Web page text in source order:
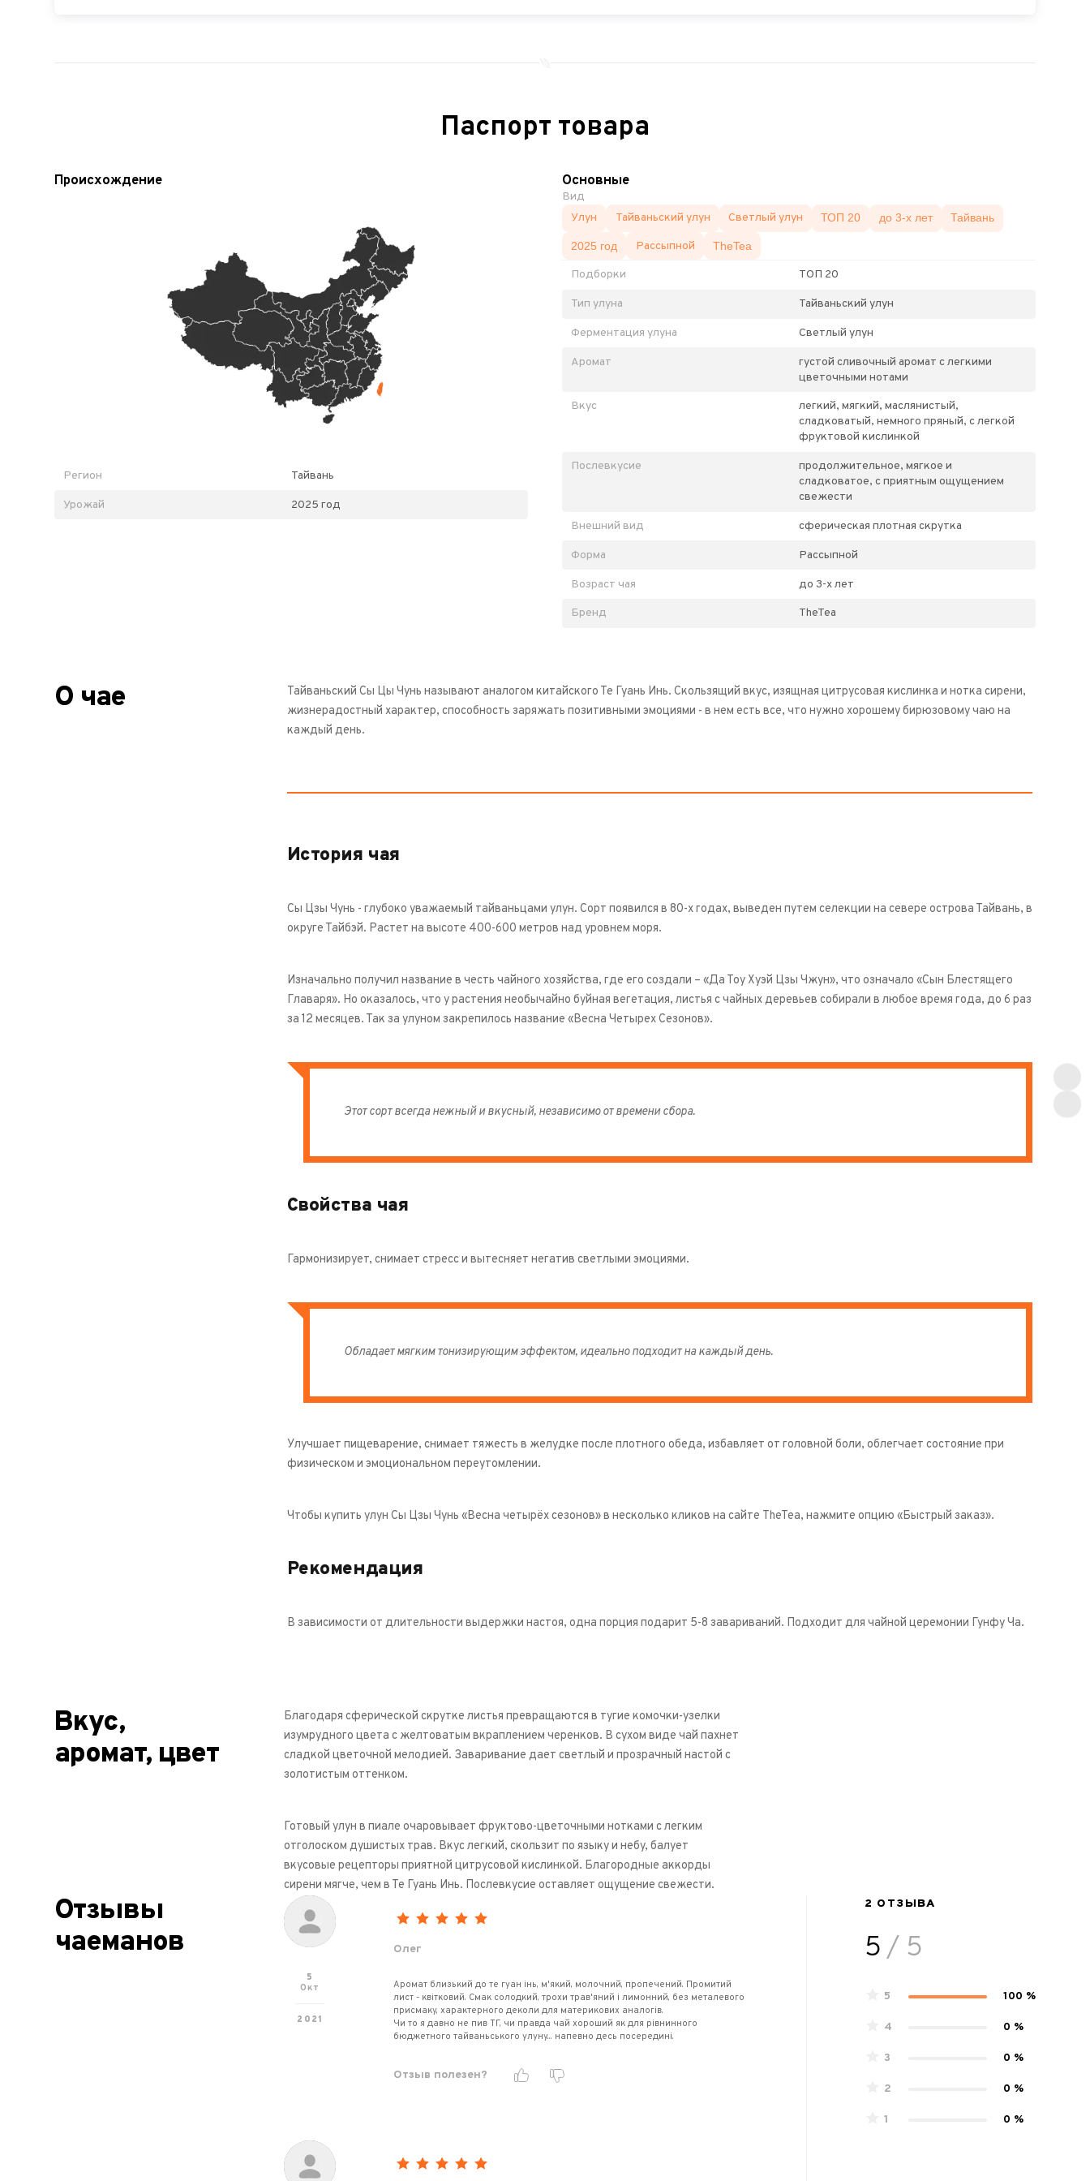
Паспорт товара
Происхождение
Регион Тайвань
Урожай 2025 год
Основные
Вид
Улун
Тайваньский улун Светлый улун ТОП 20 до 3-х лет Тайвань
2025 год Рассыпной TheTea
Подборки ТОП 20
Тип улуна Тайваньский улун
Ферментация улуна Светлый улун
Аромат
густой сливочный аромат с легкими
цветочными нотами
Вкус
легкий, мягкий, маслянистый,
сладковатый, немного пряный, с легкой
фруктовой кислинкой
Послевкусие
продолжительное, мягкое и
сладковатое, с приятным ощущением
свежести
Внешний вид сферическая плотная скрутка
Форма Рассыпной
Возраст чая до 3-х лет
Бренд TheTea
О чае
Тайваньский Сы Цы Чунь называют аналогом китайского Те Гуань Инь. Скользящий вкус, изящная цитрусовая кислинка и нотка сирени,
жизнерадостный характер, способность заряжать позитивными эмоциями - в нем есть все, что нужно хорошему бирюзовому чаю на
каждый день.
История чая
Сы Цзы Чунь - глубоко уважаемый тайваньцами улун. Сорт появился в 80-х годах, выведен путем селекции на севере острова Тайвань, в
округе Тайбэй. Растет на высоте 400-600 метров над уровнем моря.
Изначально получил название в честь чайного хозяйства, где его создали – «Да Тоу Хуэй Цзы Чжун», что означало «Сын Блестящего
Главаря». Но оказалось, что у растения необычайно буйная вегетация, листья с чайных деревьев собирали в любое время года, до 6 раз
за 12 месяцев. Так за улуном закрепилось название «Весна Четырех Сезонов».
Этот сорт всегда нежный и вкусный, независимо от времени сбора.
Свойства чая
Гармонизирует, снимает стресс и вытесняет негатив светлыми эмоциями.
Обладает мягким тонизирующим эффектом, идеально подходит на каждый день.
Улучшает пищеварение, снимает тяжесть в желудке после плотного обеда, избавляет от головной боли, облегчает состояние при
физическом и эмоциональном переутомлении.
Чтобы купить улун Сы Цзы Чунь «Весна четырёх сезонов» в несколько кликов на сайте TheTea, нажмите опцию «Быстрый заказ».
Рекомендация
В зависимости от длительности выдержки настоя, одна порция подарит 5-8 завариваний. Подходит для чайной церемонии Гунфу Ча.
Вкус,
аромат, цвет
Благодаря сферической скрутке листья превращаются в тугие комочки-узелки
изумрудного цвета с желтоватым вкраплением черенков. В сухом виде чай пахнет
сладкой цветочной мелодией. Заваривание дает светлый и прозрачный настой с
золотистым оттенком.
Готовый улун в пиале очаровывает фруктово-цветочными нотками с легким
отголоском душистых трав. Вкус легкий, скользит по языку и небу, балует
вкусовые рецепторы приятной цитрусовой кислинкой. Благородные аккорды
сирени мягче, чем в Те Гуань Инь. Послевкусие оставляет ощущение свежести.
Отзывы
чаеманов
5
Окт
2021
Олег
Аромат близький до те гуан інь, м'який, молочний, пропечений. Промитий
лист - квітковий. Смак солодкий, трохи трав'яний і лимонний, без металевого
присмаку, характерного деколи для материкових аналогів.
Чи то я давно не пив ТГ, чи правда чай хороший як для рівнинного
бюджетного тайваньського улуну... напевно десь посередині.
Отзыв полезен?
2 ОТЗЫВА
5/ 5
5 100 %
4 0 %
3 0 %
2 0 %
1 0 %